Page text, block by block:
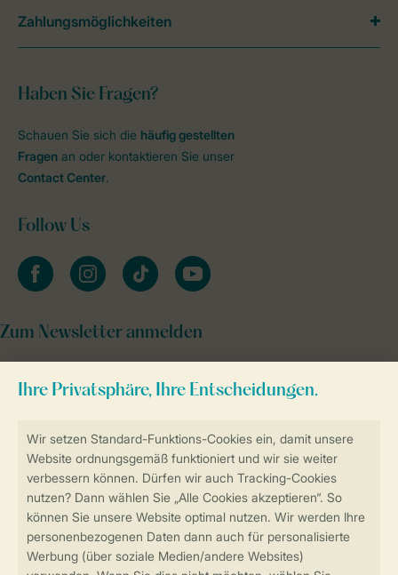
Sicher und schnell zur Online-Buchung
Sichere Datenübertragung
Sicheres Bezahlen
Haben Sie Fragen?
Schauen Sie sich die häufig gestellten
Fragen an oder kontaktieren Sie unser
Contact Center.
Follow Us
facebookinstagramtiktok youtube
Zum Newsletter anmelden
Zahlungsmöglichkeiten